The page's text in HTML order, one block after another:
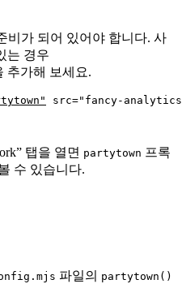
비가 되어 있어야 합니다. 사
는 경우
추가해 보세요.
" src=" fancy-
탭을 열면 partytown 프록
수 있습니다.
파일의 partytown()